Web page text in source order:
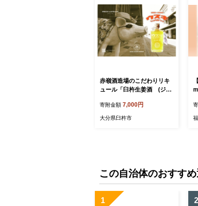
赤嶺酒造場のこだわりリキ
ュール「臼杵生姜酒 (ジン
寄附金額 7,000円
大分県臼杵市
この自治体のおすす
1 2